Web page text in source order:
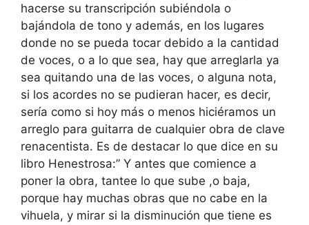
hacerse su transcripción subiéndola o
bajándola de tono y además, en los lugares
donde no se pueda tocar debido a la cantidad
de voces, o a lo que sea, hay que arreglarla ya
sea quitando una de las voces, o alguna nota,
si los acordes no se pudieran hacer, es decir,
sería como si hoy más o menos hiciéramos un
arreglo para guitarra de cualquier obra de clave
renacentista. Es de destacar lo que dice en su
libro Henestrosa:” Y antes que comience a
poner la obra, tantee lo que sube ,o baja,
porque hay muchas obras que no cabe en la
vihuela, y mirar si la disminución que tiene es